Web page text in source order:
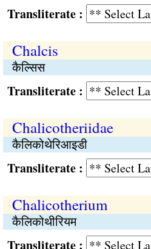
:
Chalcis
कैल्सिस
:
Chalicotheriidae
कैलिकोथेरिआइडी
:
Chalicotherium
कैलिकोथीरियम
: